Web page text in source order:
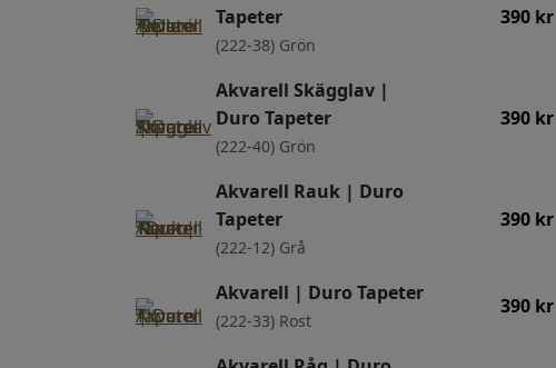
Tapeter
(222-38) Grön
390 kr
Akvarell Skägglav |
Duro Tapeter
(222-40) Grön
390 kr
Akvarell Rauk | Duro
Tapeter
(222-12) Grå
390 kr
Akvarell | Duro Tapeter
(222-33) Rost
390 kr